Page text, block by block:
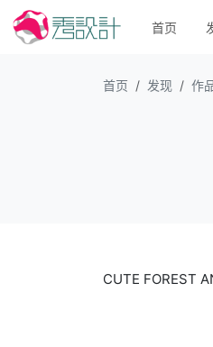
首页
首页 发现 作
CUTE FOREST